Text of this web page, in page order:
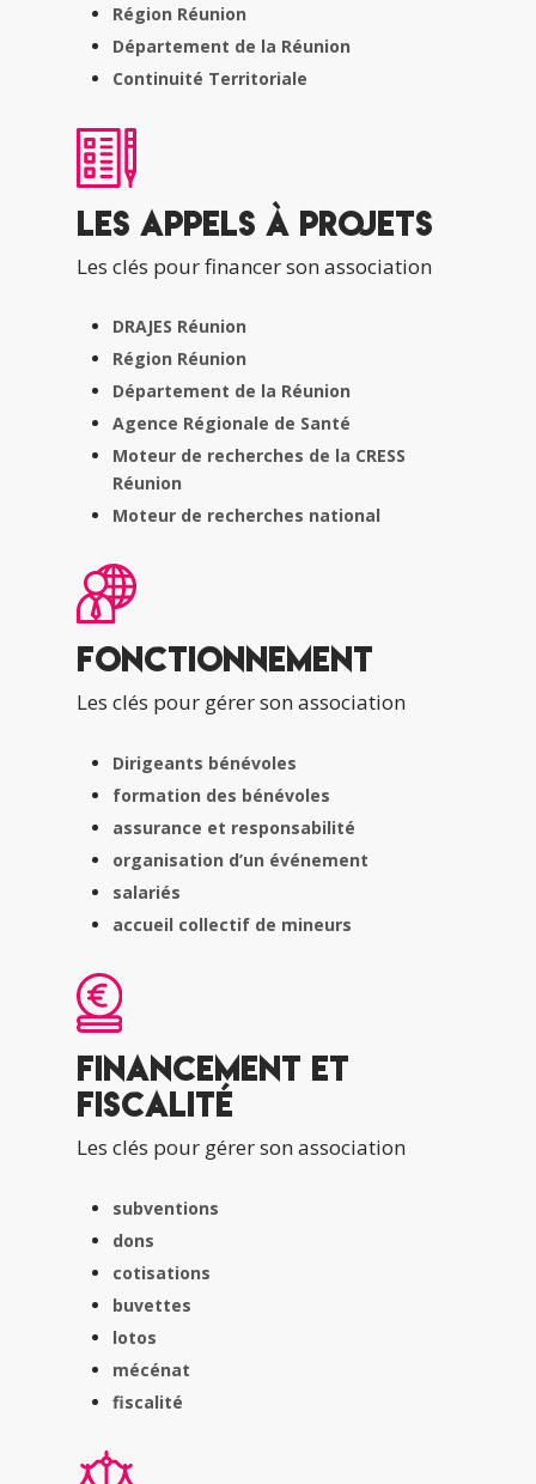
Région Réunion
Département de la Réunion
Continuité Territoriale
Les appels à projets
Les clés pour financer son association
DRAJES Réunion
Région Réunion
Département de la Réunion
Agence Régionale de Santé
Moteur de recherches de la CRESS
Réunion
Moteur de recherches national
Fonctionnement
Les clés pour gérer son association
Dirigeants bénévoles
formation des bénévoles
assurance et responsabilité
organisation d’un événement
salariés
accueil collectif de mineurs
Financement et
fiscalité
Les clés pour gérer son association
subventions
dons
cotisations
buvettes
lotos
mécénat
fiscalité